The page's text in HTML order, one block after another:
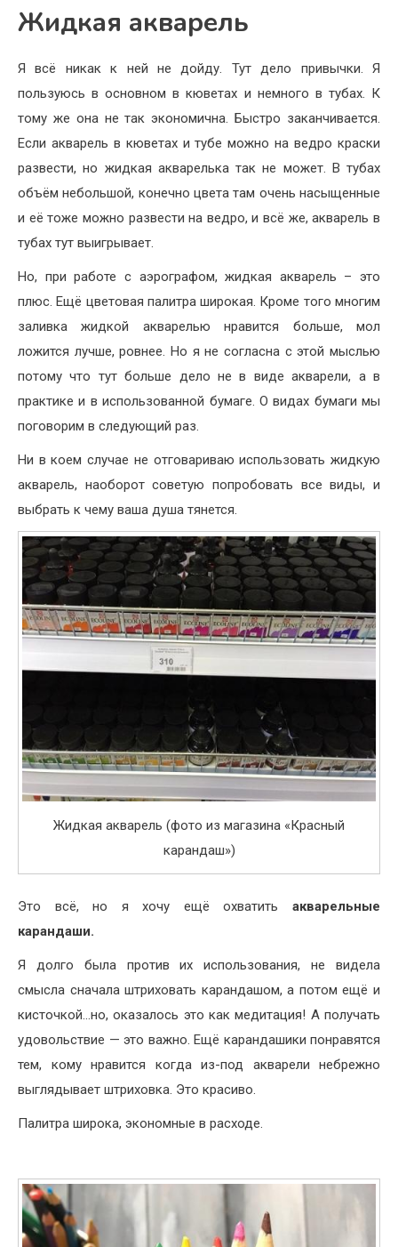
Жидкая акварель
Я всё никак к ней не дойду. Тут дело привычки. Я
пользуюсь в основном в кюветах и немного в тубах. К
тому же она не так экономична. Быстро заканчивается.
Если акварель в кюветах и тубе можно на ведро краски
развести, но жидкая акварелька так не может. В тубах
объём небольшой, конечно цвета там очень насыщенные
и её тоже можно развести на ведро, и всё же, акварель в
тубах тут выигрывает.
Но, при работе с аэрографом, жидкая акварель – это
плюс. Ещё цветовая палитра широкая. Кроме того многим
заливка жидкой акварелью нравится больше, мол
ложится лучше, ровнее. Но я не согласна с этой мыслью
потому что тут больше дело не в виде акварели, а в
практике и в использованной бумаге. О видах бумаги мы
поговорим в следующий раз.
Ни в коем случае не отговариваю использовать жидкую
акварель, наоборот советую попробовать все виды, и
выбрать к чему ваша душа тянется.
Жидкая акварель (фото из магазина «Красный
карандаш»)
Это всё, но я хочу ещё охватить акварельные
карандаши.
Я долго была против их использования, не видела
смысла сначала штриховать карандашом, а потом ещё и
кисточкой…но, оказалось это как медитация! А получать
удовольствие — это важно. Ещё карандашики понравятся
тем, кому нравится когда из-под акварели небрежно
выглядывает штриховка. Это красиво.
Палитра широка, экономные в расходе.